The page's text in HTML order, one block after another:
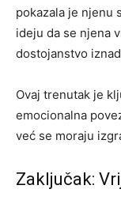
pokazala je njenu
ideju da se njena
dostojanstvo
Ovaj trenutak je
emocionalna
već se moraju
Zaključak: